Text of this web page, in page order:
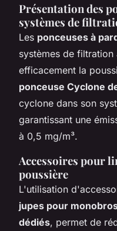
Présentation des
systèmes de
Les ponceuses à
systèmes de
efficacement la
ponceuse Cyclone
cyclone dans son
garantissant une
à 0,5 mg/m³.
Accessoires pour
poussière
L'utilisation
jupes pour
dédiés, permet de